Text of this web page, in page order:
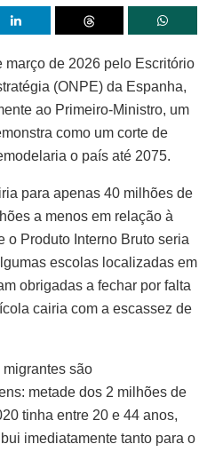
março de 2026 pelo Escritório
(ONPE) da Espanha,
ao Primeiro-Ministro, um
como um corte de
o país até 2075.
para apenas 40 milhões de
a menos em relação à
Produto Interno Bruto seria
escolas localizadas em
obrigadas a fechar por falta
cairia com a escassez de
são
metade dos 2 milhões de
tinha entre 20 e 44 anos,
imediatamente tanto para o